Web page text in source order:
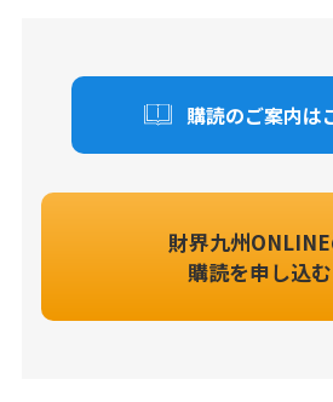
購読のご案内は
財界九州
購読を申し込む